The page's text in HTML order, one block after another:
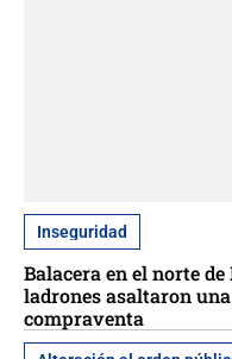
Inseguridad
Balacera en el norte de
ladrones asaltaron una
compraventa